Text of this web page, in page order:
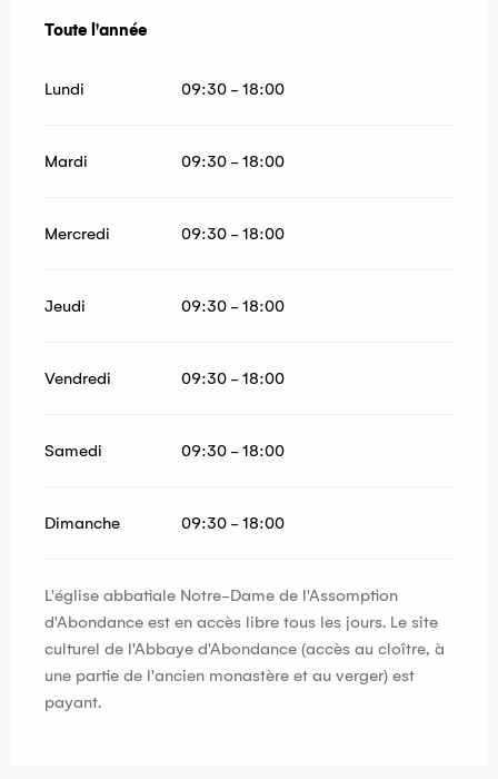
Toute l'année
Toute l'année
Lundi 09:30 - 18:00
Mardi 09:30 - 18:00
Mercredi 09:30 - 18:00
Jeudi 09:30 - 18:00
Vendredi 09:30 - 18:00
Samedi 09:30 - 18:00
Dimanche 09:30 - 18:00
L'église abbatiale Notre-Dame de l'Assomption
d'Abondance est en accès libre tous les jours. Le site
culturel de l'Abbaye d'Abondance (accès au cloître, à
une partie de l'ancien monastère et au verger) est
payant.